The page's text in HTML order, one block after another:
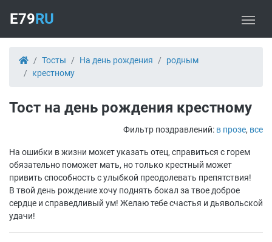
E79RU
Тосты На день рождения
родным
крестному
Тост на день рождения крестному
Фильтр поздравлений: в прозе, все
На ошибки в жизни может указать отец, справиться с горем
обязательно поможет мать, но только крестный может
привить способность с улыбкой преодолевать препятствия!
В твой день рождение хочу поднять бокал за твое доброе
сердце и справедливый ум! Желаю тебе счастья и дьявольской
удачи!